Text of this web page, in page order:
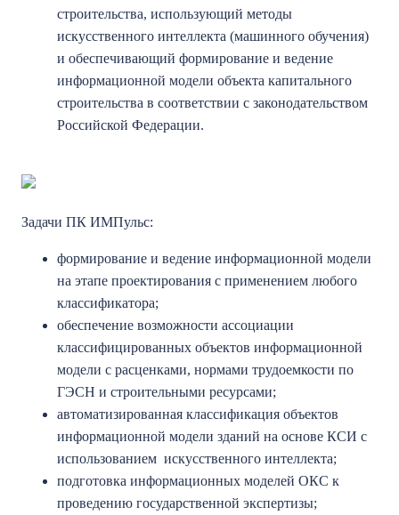
строительства, использующий методы
искусственного интеллекта (машинного обучения)
и обеспечивающий формирование и ведение
информационной модели объекта капитального
строительства в соответствии с законодательством
Российской Федерации.
Задачи ПК ИМПульс:
формирование и ведение информационной модели
на этапе проектирования с применением любого
классификатора;
обеспечение возможности ассоциации
классифицированных объектов информационной
модели с расценками, нормами трудоемкости по
ГЭСН и строительными ресурсами;
автоматизированная классификация объектов
информационной модели зданий на основе КСИ с
использованием искусственного интеллекта;
подготовка информационных моделей ОКС к
проведению государственной экспертизы;